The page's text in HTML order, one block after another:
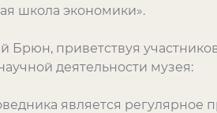
школа экономики».
Брюн, приветствуя
деятельности музея:
является регулярное